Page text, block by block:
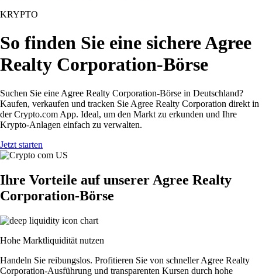
KRYPTO
So finden Sie eine sichere Agree
Realty Corporation-Börse
Suchen Sie eine Agree Realty Corporation-Börse in Deutschland?
Kaufen, verkaufen und tracken Sie Agree Realty Corporation direkt in
der Crypto.com App. Ideal, um den Markt zu erkunden und Ihre
Krypto-Anlagen einfach zu verwalten.
Jetzt starten
Ihre Vorteile auf unserer Agree Realty
Corporation-Börse
Hohe Marktliquidität nutzen
Handeln Sie reibungslos. Profitieren Sie von schneller Agree Realty
Corporation-Ausführung und transparenten Kursen durch hohe